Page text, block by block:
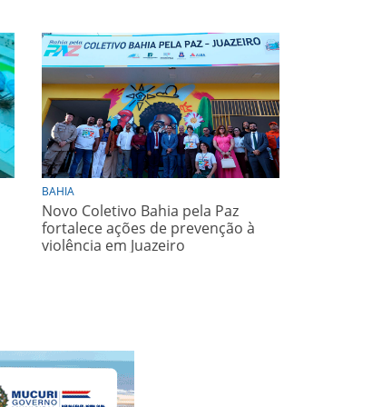
BAHIA
Novo Coletivo Bahia pela Paz
fortalece ações de prevenção à
violência em Juazeiro